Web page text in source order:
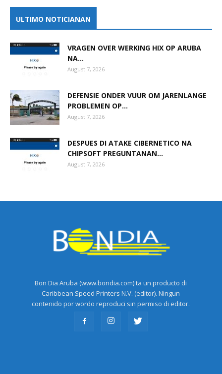
ULTIMO NOTICIANAN
VRAGEN OVER WERKING HIX OP ARUBA
NA...
August 7, 2026
DEFENSIE ONDER VUUR OM JARENLANGE
PROBLEMEN OP...
August 7, 2026
DESPUES DI ATAKE CIBERNETICO NA
CHIPSOFT PREGUNTANAN...
August 7, 2026
Bon Dia Aruba (www.bondia.com) ta un producto di
Caribbean Speed Printers N.V. (editor). Ningun
contenido por wordo reproduci sin permiso di editor.